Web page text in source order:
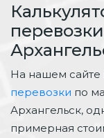
На нашем
перевозки по
Архангельск,
примерная